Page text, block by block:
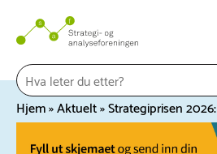
innhold
Hjem»Aktuelt»Strategiprisen 2026: